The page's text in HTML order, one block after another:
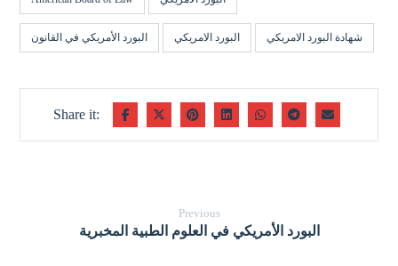
البورد الأمريكي في القانون البورد الامريكي شهادة البورد الامريكي
Previous
البورد الأمريكي في العلوم الطبية المخبرية